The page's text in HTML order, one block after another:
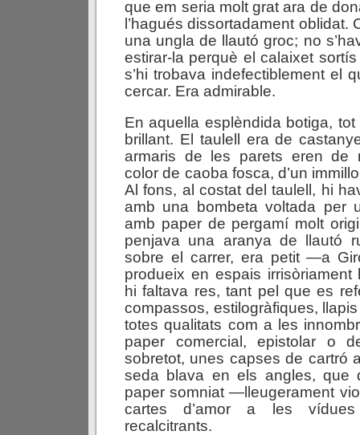
que em seria molt grat ara de
l’hagués dissortadament oblidat.
una ungla de llautó groc; no
estirar-la perquè el calaixet
s’hi trobava indefectiblement el
cercar. Era admirable.
En aquella esplèndida botiga,
brillant. El taulell era de
armaris de les parets eren de
color de caoba fosca, d’un
Al fons, al costat del taulell, hi
amb una bombeta voltada per
amb paper de pergamí molt
penjava una aranya de llautó
sobre el carrer, era petit —a
produeix en espais
hi faltava res, tant pel que es
compassos, estilogràfiques,
totes qualitats com a les
paper comercial, epistolar o
sobretot, unes capses de cartró
seda blava en els angles, que
paper somniat —lleugerament
cartes d’amor a les
recalcitrants.